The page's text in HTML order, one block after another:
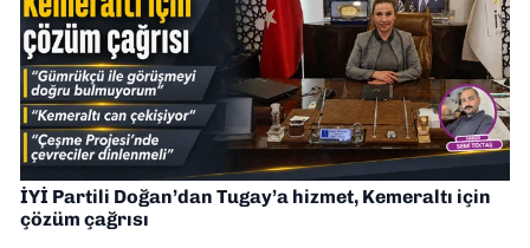
İYİ Partili Doğan’dan Tugay’a hizmet, Kemeraltı için
çözüm çağrısı